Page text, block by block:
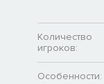
Количество
игроков:
Особенности: